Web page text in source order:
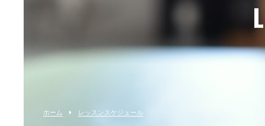
ホーム レッスンスケジュール